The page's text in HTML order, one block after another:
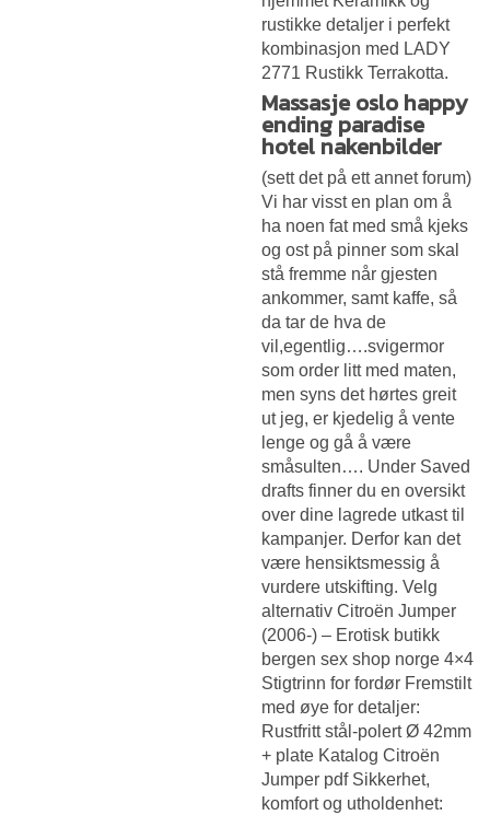
rustikke detaljer i perfekt
kombinasjon med LADY
2771 Rustikk Terrakotta.
Massasje oslo happy
ending paradise
hotel nakenbilder
(sett det på ett annet forum)
Vi har visst en plan om å
ha noen fat med små kjeks
og ost på pinner som skal
stå fremme når gjesten
ankommer, samt kaffe, så
da tar de hva de
vil,egentlig….svigermor
som order litt med maten,
men syns det hørtes greit
ut jeg, er kjedelig å vente
lenge og gå å være
småsulten…. Under Saved
drafts finner du en oversikt
over dine lagrede utkast til
kampanjer. Derfor kan det
være hensiktsmessig å
vurdere utskifting. Velg
alternativ Citroën Jumper
(2006-) – Erotisk butikk
bergen sex shop norge 4×4
Stigtrinn for fordør Fremstilt
med øye for detaljer:
Rustfritt stål-polert Ø 42mm
+ plate Katalog Citroën
Jumper pdf Sikkerhet,
komfort og utholdenhet: